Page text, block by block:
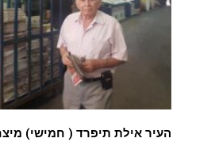
העיר אילת תיפרד ( חמישי)